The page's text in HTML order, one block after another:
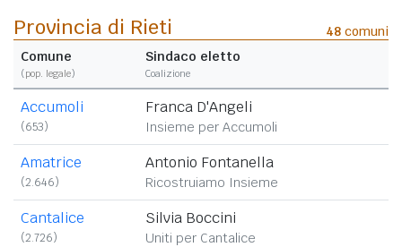
Provincia di Rieti 48 comuni
Comune
(pop. legale)
Sindaco eletto
Coalizione
Accumoli
(653)
Franca D'Angeli
Insieme per Accumoli
Amatrice
(2.646)
Antonio Fontanella
Ricostruiamo Insieme
Cantalice
(2.726)
Silvia Boccini
Uniti per Cantalice